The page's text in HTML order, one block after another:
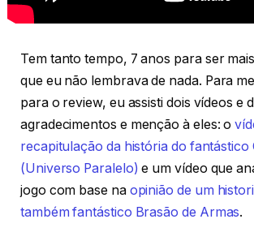
Tem tanto tempo, 7 anos para ser
que eu não lembrava de nada. Para
para o review, eu assisti dois vídeos e
agradecimentos e menção à eles: o
recapitulação da história do fantástico
(Universo Paralelo) e um vídeo que
jogo com base na opinião de um
também fantástico Brasão de Armas.